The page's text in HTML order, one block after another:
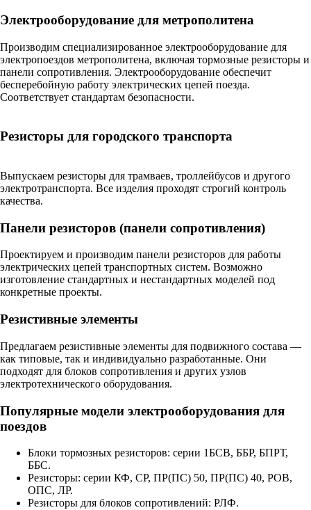
Электрооборудование для метрополитена
Производим специализированное электрооборудование для
электропоездов метрополитена, включая тормозные резисторы и
панели сопротивления. Электрооборудование обеспечит
бесперебойную работу электрических цепей поезда.
Соответствует стандартам безопасности.
Резисторы для городского транспорта
Выпускаем резисторы для трамваев, троллейбусов и другого
электротранспорта. Все изделия проходят строгий контроль
качества.
Панели резисторов (панели сопротивления)
Проектируем и производим панели резисторов для работы
электрических цепей транспортных систем. Возможно
изготовление стандартных и нестандартных моделей под
конкретные проекты.
Резистивные элементы
Предлагаем резистивные элементы для подвижного состава —
как типовые, так и индивидуально разработанные. Они
подходят для блоков сопротивления и других узлов
электротехнического оборудования.
Популярные модели электрооборудования для
поездов
Блоки тормозных резисторов: серии 1БСВ, ББР, БПРТ,
ББС.
Резисторы: серии КФ, СР, ПР(ПС) 50, ПР(ПС) 40, РОВ,
ОПС, ЛР.
Резисторы для блоков сопротивлений: РЛФ.